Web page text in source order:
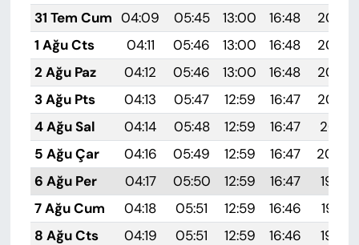
31 Tem Cum 04:09 05:45 13:00 16:48
20:04
1 Ağu Cts
04:11 05:46 13:00 16:48
20:04
2 Ağu Paz
04:12 05:46 13:00 16:48
20:03
3 Ağu Pts
04:13 05:47 12:59 16:47
20:02
4 Ağu Sal
04:14 05:48 12:59 16:47
20:01
5 Ağu Çar
04:16 05:49 12:59 16:47
20:00
6 Ağu Per
04:17 05:50 12:59 16:47
19:59
7 Ağu Cum
04:18 05:51 12:59 16:46
19:57
8 Ağu Cts
04:19 05:51 12:59 16:46
19:56